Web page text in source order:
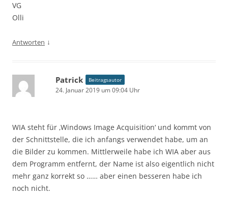
VG
Olli
Antworten ↓
Patrick Beitragsautor
24. Januar 2019 um 09:04 Uhr
WIA steht für ‚Windows Image Acquisition‘ und kommt von
der Schnittstelle, die ich anfangs verwendet habe, um an
die Bilder zu kommen. Mittlerweile habe ich WIA aber aus
dem Programm entfernt, der Name ist also eigentlich nicht
mehr ganz korrekt so …… aber einen besseren habe ich
noch nicht.